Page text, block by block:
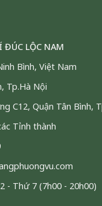
Tranh
Tranh thuyền
được ưa
cho sự may
ĐÚC LỘC NAM
Bình, Việt Nam
Tp.Hà Nội
C12, Quận Tân Bình,
Tỉnh thành
- Thứ 7 (7h00 - 20h00)